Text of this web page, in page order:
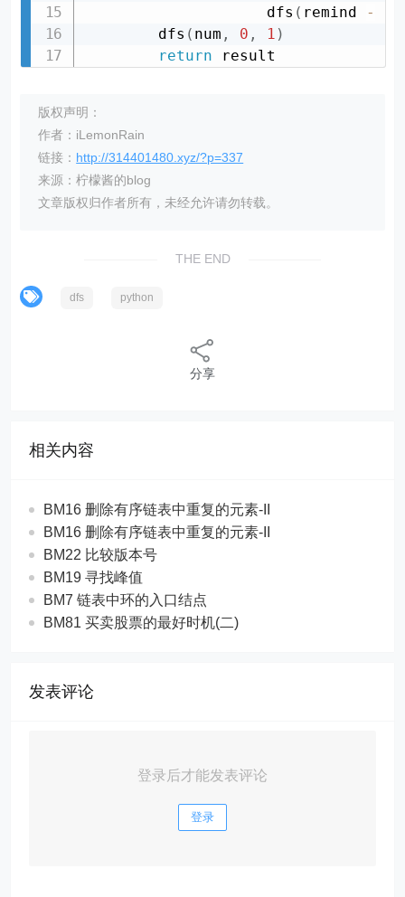
                    dfs
( remind -
        dfs
( num , 0 , 1 )
return
版权声明：
作者：iLemonRain
链接： http://314401480.xyz/?p=337
来源：柠檬酱的blog
文章版权归作者所有，未经允许请勿转载。
THE END
dfs python
分享
相关内容
BM16 删除有序链表中重复的元素-II
BM16 删除有序链表中重复的元素-II
BM22 比较版本号
BM19 寻找峰值
BM7 链表中环的入口结点
BM81 买卖股票的最好时机(二)
发表评论
登录后才能发表评论
登录